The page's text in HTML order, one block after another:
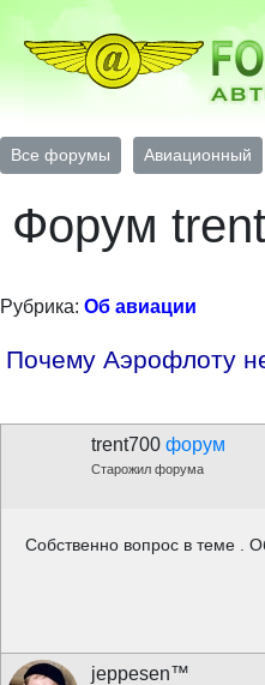
Все форумы Авиационный
Форум
Рубрика: Об авиации
Почему Аэрофлоту
trent700 форум
Старожил форума
Собственно вопрос в теме .
jeppesen™